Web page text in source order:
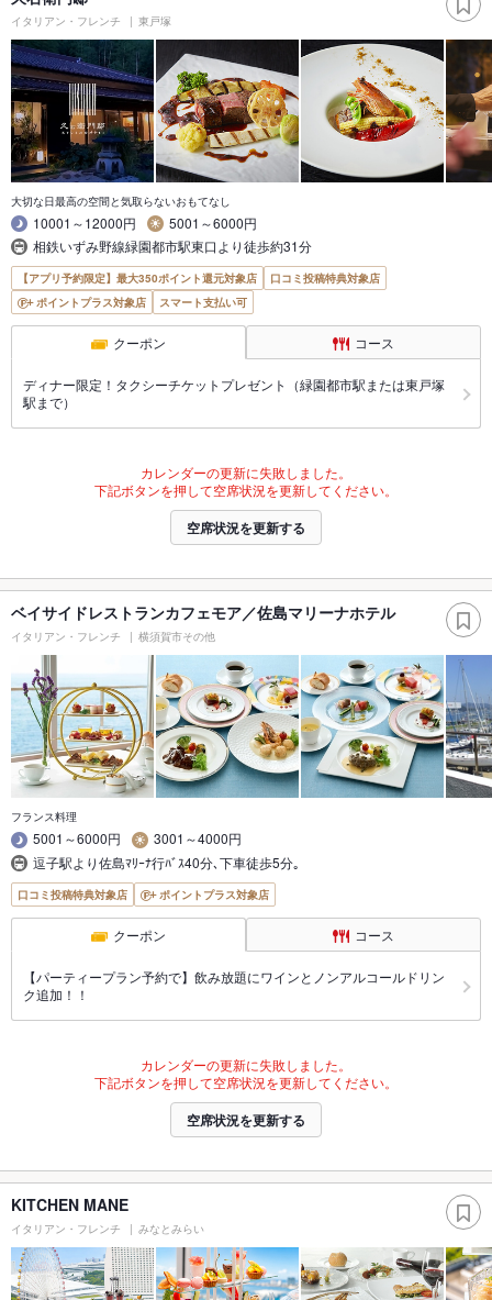
イタリアン・フレンチ 東戸塚
大切な日最高の空間と気取らないおもてなし
10001～12000円
5001～6000円
相鉄いずみ野線緑園都市駅東口より徒歩約31分
【アプリ予約限定】最大350ポイント還元対象店
口コミ投稿特典対象店
ポイントプラス対象店
スマート支払い可
クーポン コース
ディナー限定！タクシーチケットプレゼント（緑園都市駅または東戸塚
駅まで）
カレンダーの更新に失敗しました。
下記ボタンを押して空席状況を更新してください。
空席状況を更新する
ベイサイドレストランカフェモア／佐島マリーナホテル
イタリアン・フレンチ 横須賀市その他
フランス料理
5001～6000円
3001～4000円
逗子駅より佐島ﾏﾘｰﾅ行ﾊﾞｽ40分､下車徒歩5分｡
口コミ投稿特典対象店 ポイントプラス対象店
クーポン コース
【パーティープラン予約で】飲み放題にワインとノンアルコールドリン
ク追加！！
カレンダーの更新に失敗しました。
下記ボタンを押して空席状況を更新してください。
空席状況を更新する
KITCHEN MANE
イタリアン・フレンチ みなとみらい